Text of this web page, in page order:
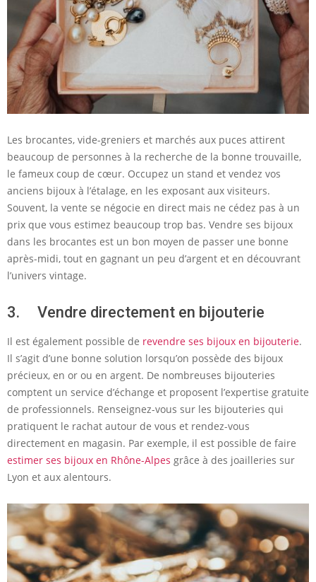
Les brocantes, vide-greniers et marchés aux puces attirent
beaucoup de personnes à la recherche de la bonne trouvaille,
le fameux coup de cœur. Occupez un stand et vendez vos
anciens bijoux à l’étalage, en les exposant aux visiteurs.
Souvent, la vente se négocie en direct mais ne cédez pas à un
prix que vous estimez beaucoup trop bas. Vendre ses bijoux
dans les brocantes est un bon moyen de passer une bonne
après-midi, tout en gagnant un peu d’argent et en découvrant
l’univers vintage.
3. Vendre directement en bijouterie
Il est également possible de revendre ses bijoux en bijouterie.
Il s’agit d’une bonne solution lorsqu’on possède des bijoux
précieux, en or ou en argent. De nombreuses bijouteries
comptent un service d’échange et proposent l’expertise gratuite
de professionnels. Renseignez-vous sur les bijouteries qui
pratiquent le rachat autour de vous et rendez-vous
directement en magasin. Par exemple, il est possible de faire
estimer ses bijoux en Rhône-Alpes grâce à des joailleries sur
Lyon et aux alentours.